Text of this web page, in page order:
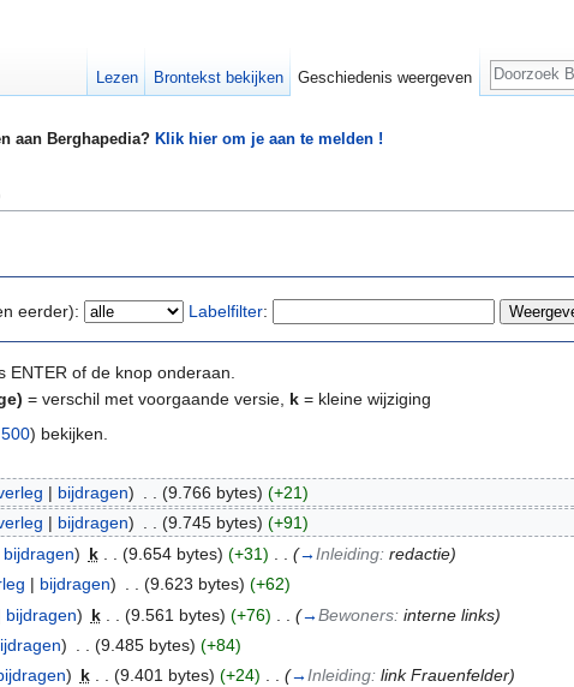
aan Berghapedia? Klik hier om je aan te melden !
eerder): Labelfilter:
of de knop onderaan.
= verschil met voorgaande versie, k = kleine wijziging
500) bekijken.
| bijdragen) (9.766 bytes) (+21)
| bijdragen) . . (9.745 bytes) (+91)
bijdragen) k (9.654 bytes) (+31) (→Inleiding: redactie)
| bijdragen) (9.623 bytes) (+62)
bijdragen) k (9.561 bytes) (+76) (→Bewoners: interne links)
) (9.485 bytes) (+84)
) k . . (9.401 bytes) (+24) . . (→Inleiding: link Frauenfelder)
Lezen Brontekst bekijken Geschiedenis weergeven
Zoeken